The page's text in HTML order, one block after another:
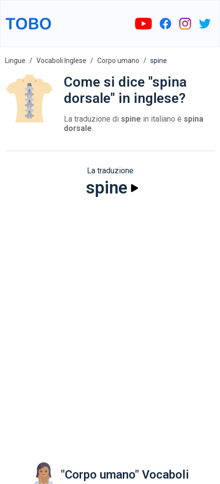
Lingue Vocaboli Inglese Corpo umano spine
Come si dice "spina
dorsale" in inglese?
La traduzione di spine in italiano è spina
dorsale.
La traduzione
spine
"Corpo umano" Vocaboli